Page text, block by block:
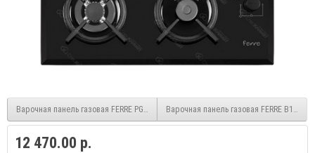
Варочная панель газовая FERRE PG-M6040 IXВарочная панель газовая FERRE B1140 I-
12 470.00 р.